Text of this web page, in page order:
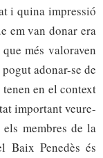
i quina impressió
em van donar era
més valoraven
adonar-se de
en el context
important veure-
membres de la
Baix Penedès és